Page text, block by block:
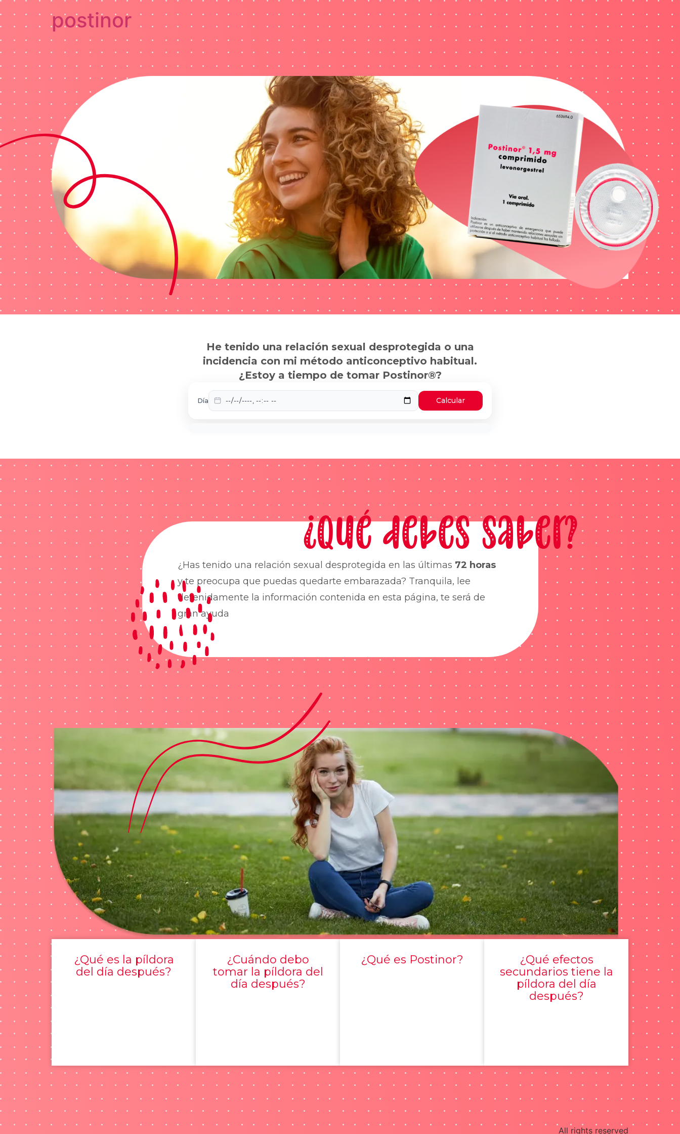
postinor
He tenido una relación sexual desprotegida o una
incidencia con mi método anticonceptivo habitual.
¿Estoy a tiempo de tomar Postinor®?
Día Calcular
¿Qué debes saber?
¿Has tenido una relación sexual desprotegida en las últimas 72 horas
y te preocupa que puedas quedarte embarazada? Tranquila, lee
detenidamente la información contenida en esta página, te será de
gran ayuda
¿Qué es la píldora
del día después?
¿Cuándo debo
tomar la píldora del
día después?
¿Qué es Postinor?
¿Qué efectos
secundarios tiene la
píldora del día
después?
All rights reserved